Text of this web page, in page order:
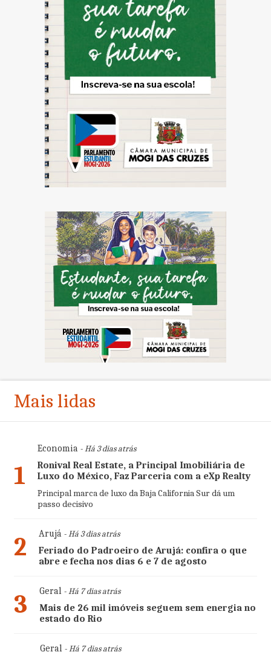
Mais lidas
1
Economia- Há 3 dias atrás
Ronival Real Estate, a Principal Imobiliária de
Luxo do México, Faz Parceria com a eXp Realty
Principal marca de luxo da Baja California Sur dá um
passo decisivo
2 Arujá- Há 3 dias atrás
Feriado do Padroeiro de Arujá: confira o que
abre e fecha nos dias 6 e 7 de agosto
3 Geral- Há 7 dias atrás
Mais de 26 mil imóveis seguem sem energia no
estado do Rio
Geral- Há 7 dias atrás